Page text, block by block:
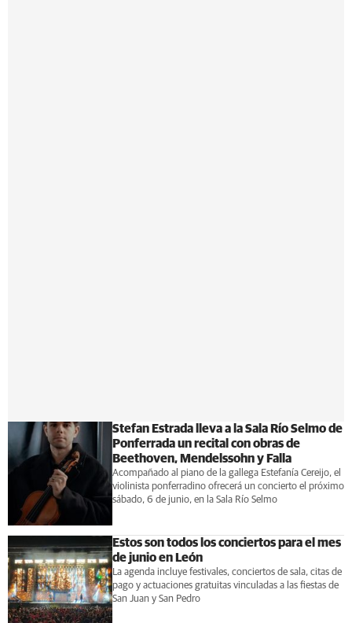
Stefan Estrada lleva a la Sala Río Selmo de
Ponferrada un recital con obras de
Beethoven, Mendelssohn y Falla
Acompañado al piano de la gallega Estefanía Cereijo, el
violinista ponferradino ofrecerá un concierto el próximo
sábado, 6 de junio, en la Sala Río Selmo
Estos son todos los conciertos para el mes
de junio en León
La agenda incluye festivales, conciertos de sala, citas de
pago y actuaciones gratuitas vinculadas a las fiestas de
San Juan y San Pedro